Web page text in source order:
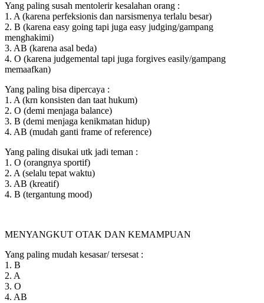
Yang paling susah mentolerir kesalahan orang :
1. A (karena perfeksionis dan narsismenya terlalu besar)
2. B (karena easy going tapi juga easy judging/gampang
menghakimi)
3. AB (karena asal beda)
4. O (karena judgemental tapi juga forgives easily/gampang
memaafkan)
Yang paling bisa dipercaya :
1. A (krn konsisten dan taat hukum)
2. O (demi menjaga balance)
3. B (demi menjaga kenikmatan hidup)
4. AB (mudah ganti frame of reference)
Yang paling disukai utk jadi teman :
1. O (orangnya sportif)
2. A (selalu tepat waktu)
3. AB (kreatif)
4. B (tergantung mood)
MENYANGKUT OTAK DAN KEMAMPUAN
Yang paling mudah kesasar/ tersesat :
1. B
2. A
3. O
4. AB